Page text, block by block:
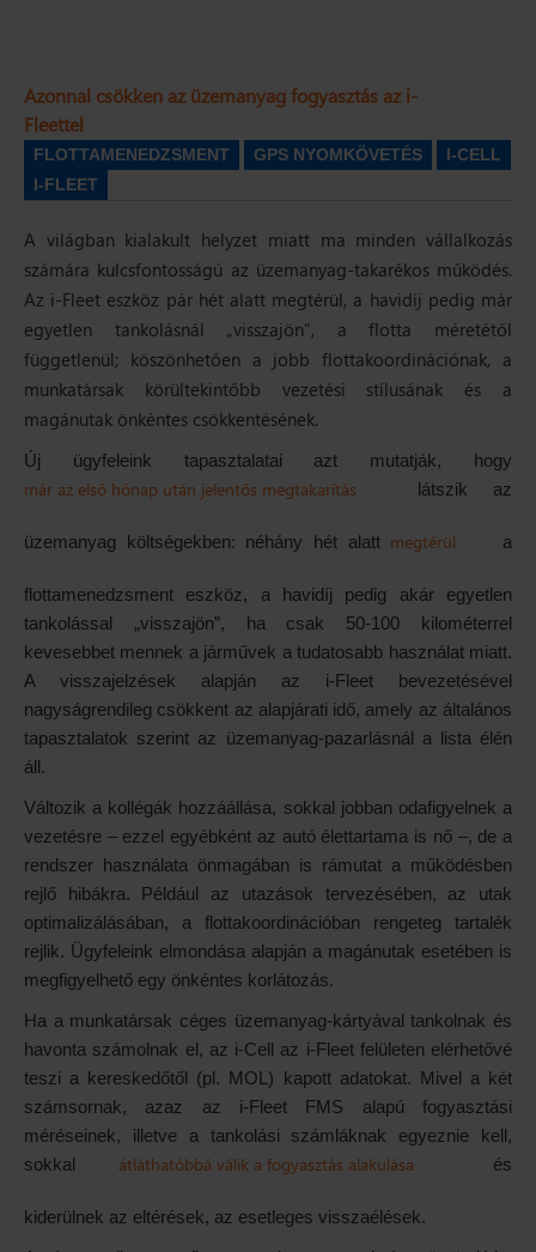
Azonnal csökken az üzemanyag fogyasztás az i-
Fleettel
FLOTTAMENEDZSMENT GPS NYOMKÖVETÉS
I-CELL
I-FLEET
A világban kialakult helyzet miatt ma minden vállalkozás
számára kulcsfontosságú az üzemanyag-takarékos működés.
Az i-Fleet eszköz pár hét alatt megtérül, a havidíj pedig már
egyetlen tankolásnál „visszajön”, a flotta méretétől
függetlenül; köszönhetően a jobb flottakoordinációnak, a
munkatársak körültekintőbb vezetési stílusának és a
magánutak önkéntes csökkentésének.
Új ügyfeleink tapasztalatai azt mutatják, hogy
már az első hónap után jelentős megtakarítás látszik az
üzemanyag költségekben: néhány hét alatt megtérül a
flottamenedzsment eszköz, a havidíj pedig akár egyetlen
tankolással „visszajön”, ha csak 50-100 kilométerrel
kevesebbet mennek a járművek a tudatosabb használat miatt.
A visszajelzések alapján az i-Fleet bevezetésével
nagyságrendileg csökkent az alapjárati idő, amely az általános
tapasztalatok szerint az üzemanyag-pazarlásnál a lista élén
áll.
Változik a kollégák hozzáállása, sokkal jobban odafigyelnek a
vezetésre – ezzel egyébként az autó élettartama is nő –, de a
rendszer használata önmagában is rámutat a működésben
rejlő hibákra. Például az utazások tervezésében, az utak
optimalizálásában, a flottakoordinációban rengeteg tartalék
rejlik. Ügyfeleink elmondása alapján a magánutak esetében is
megfigyelhető egy önkéntes korlátozás.
Ha a munkatársak céges üzemanyag-kártyával tankolnak és
havonta számolnak el, az i-Cell az i-Fleet felületen elérhetővé
teszi a kereskedőtől (pl. MOL) kapott adatokat. Mivel a két
számsornak, azaz az i-Fleet FMS alapú fogyasztási
méréseinek, illetve a tankolási számláknak egyeznie kell,
sokkal átláthatóbbá válik a fogyasztás alakulása és
kiderülnek az eltérések, az esetleges visszaélések.